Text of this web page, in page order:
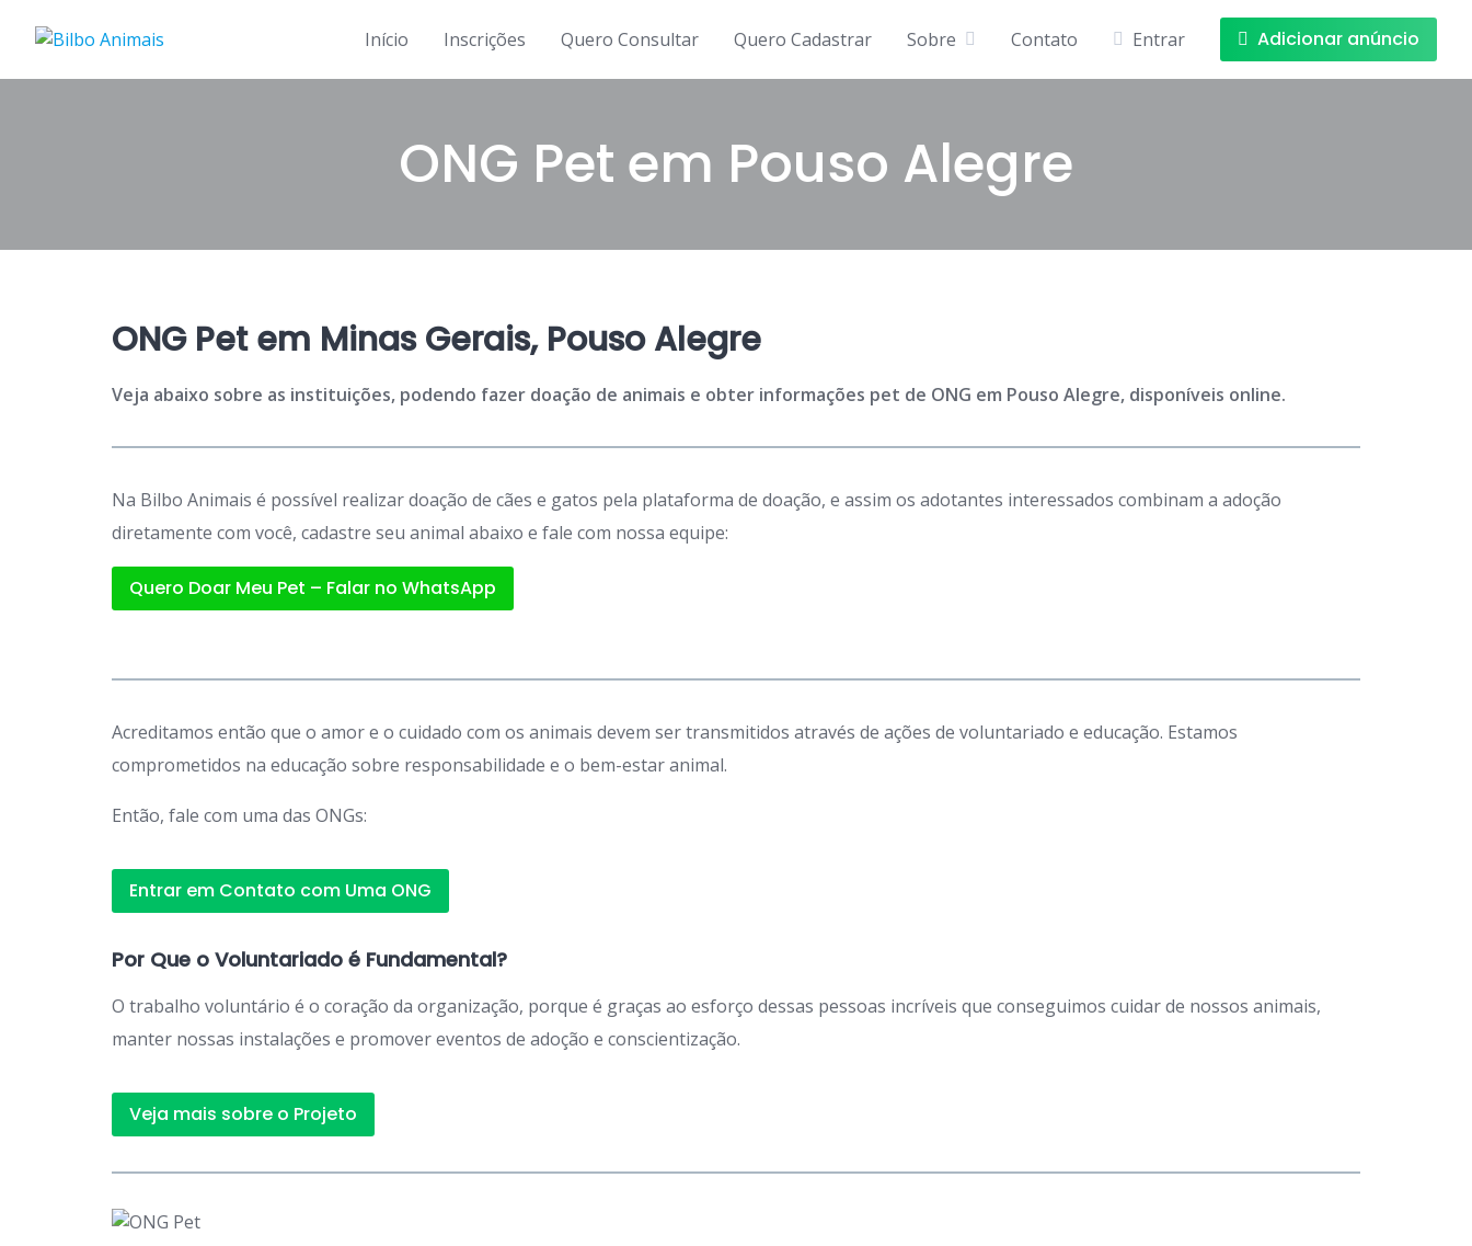
Início Inscrições Quero Consultar Quero Cadastrar Sobre Contato Entrar Adicionar anúncio
ONG Pet em Pouso Alegre
ONG Pet em Minas Gerais, Pouso Alegre
Veja abaixo sobre as instituições, podendo fazer doação de animais e obter informações pet de ONG em Pouso Alegre, disponíveis online.
Na Bilbo Animais é possível realizar doação de cães e gatos pela plataforma de doação, e assim os adotantes interessados combinam a adoção
diretamente com você, cadastre seu animal abaixo e fale com nossa equipe:
Quero Doar Meu Pet – Falar no WhatsApp
Acreditamos então que o amor e o cuidado com os animais devem ser transmitidos através de ações de voluntariado e educação. Estamos
comprometidos na educação sobre responsabilidade e o bem-estar animal.
Então, fale com uma das ONGs:
Entrar em Contato com Uma ONG
Por Que o Voluntariado é Fundamental?
O trabalho voluntário é o coração da organização, porque é graças ao esforço dessas pessoas incríveis que conseguimos cuidar de nossos animais,
manter nossas instalações e promover eventos de adoção e conscientização.
Veja mais sobre o Projeto